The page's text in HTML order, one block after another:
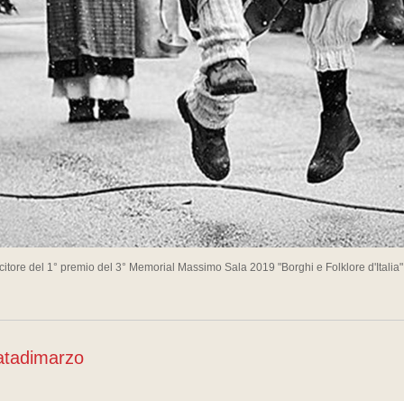
del 1° premio del 3° Memorial Massimo Sala 2019 "Borghi e Folklore